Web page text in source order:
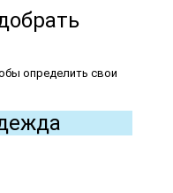
определить свои